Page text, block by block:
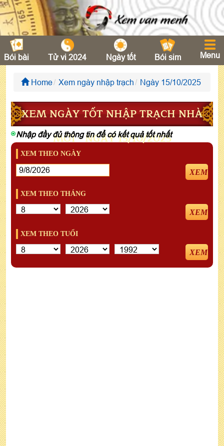
Bói bài Tử vi 2024 Ngày tốt Bói sim Menu
Home Xem ngày nhập trạch Ngày 15/10/2025
XEM NGÀY TỐT NHẬP TRẠCH NHÀ
MỚI - NGÀY 15/10/2025
Nhập đầy đủ thông tin để có kết quả tốt nhất
XEM THEO NGÀY
XEM
XEM THEO THÁNG
XEM
XEM THEO TUỔI
XEM